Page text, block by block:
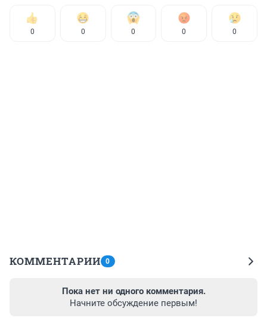
0 0 0 0 0
КОММЕНТАРИИ 0
Пока нет ни одного комментария.
Начните обсуждение первым!